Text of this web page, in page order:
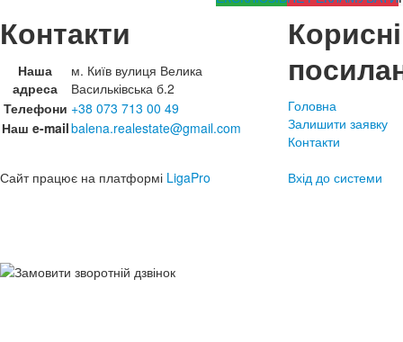
Контакти
Наша
адреса
м. Київ вулиця Велика
Васильківська б.2
Телефони +38 073 713 00 49
Наш e-mailbalena.realestate@gmail.com
Корисні
Головна
Залишити заявку
Контакти
Сайт працює на платформі LigaPro Вхід до системи